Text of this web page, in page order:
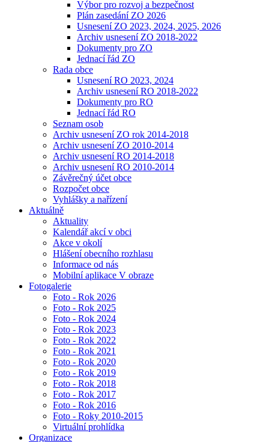
Výbor pro rozvoj a bezpečnost
Plán zasedání ZO 2026
Usnesení ZO 2023, 2024, 2025, 2026
Archiv usnesení ZO 2018-2022
Dokumenty pro ZO
Jednací řád ZO
Rada obce
Usnesení RO 2023, 2024
Archiv usnesení RO 2018-2022
Dokumenty pro RO
Jednací řád RO
Seznam osob
Archiv usnesení ZO rok 2014-2018
Archiv usnesení ZO 2010-2014
Archiv usnesení RO 2014-2018
Archiv usnesení RO 2010-2014
Závěrečný účet obce
Rozpočet obce
Vyhlášky a nařízení
Aktuálně
Aktuality
Kalendář akcí v obci
Akce v okolí
Hlášení obecního rozhlasu
Informace od nás
Mobilní aplikace V obraze
Fotogalerie
Foto - Rok 2026
Foto - Rok 2025
Foto - Rok 2024
Foto - Rok 2023
Foto - Rok 2022
Foto - Rok 2021
Foto - Rok 2020
Foto - Rok 2019
Foto - Rok 2018
Foto - Rok 2017
Foto - Rok 2016
Foto - Roky 2010-2015
Virtuální prohlídka
Organizace